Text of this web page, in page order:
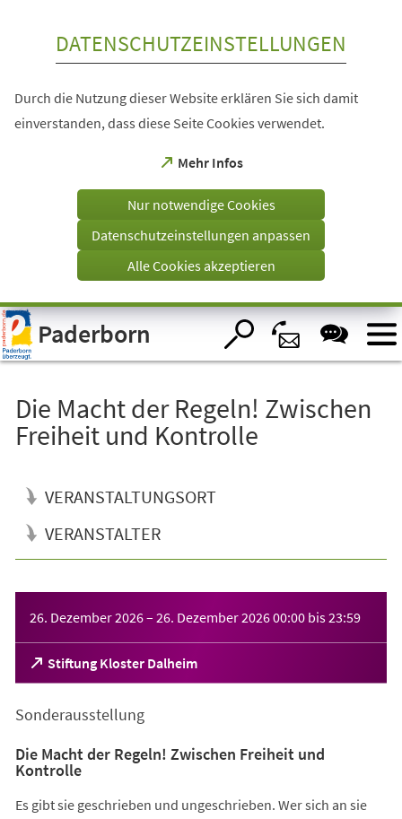
Visuelle
Assistenzsoftware
öffnen.
DATENSCHUTZEINSTELLUNGEN
Durch die Nutzung dieser Website erklären Sie sich damit
einverstanden, dass diese Seite Cookies verwendet.
Mehr Infos
(Öffnet
einem
Tab)
Nur notwendige Cookies
Datenschutzeinstellungen anpassen
Alle Cookies akzeptieren
Paderborn
Die Macht der Regeln! Zwischen
Freiheit und Kontrolle
VERANSTALTUNGSORT
VERANSTALTER
26. Dezember 2026– 26. Dezember 202600:00 bis23:59
Stiftung Kloster Dalheim
(Öffnet
in
neuen
Sonderausstellung
Die Macht der Regeln! Zwischen Freiheit und
Kontrolle
Es gibt sie geschrieben und ungeschrieben. Wer sich an sie